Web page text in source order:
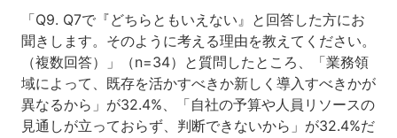
「Q9. Q7で『どちらともいえない』と回答した方にお
聞きします。そのように考える理由を教えてください。
（複数回答）」（n=34）と質問したところ、「業務領
域によって、既存を活かすべきか新しく導入すべきかが
異なるから」が32.4%、「自社の予算や人員リソースの
見通しが立っておらず、判断できないから」が32.4%だ